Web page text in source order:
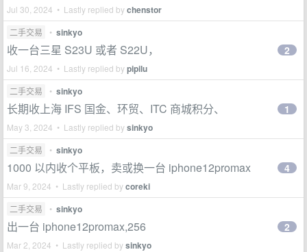
Jul 30, 2024 • Lastly replied bychenstor
二手交易 • sinkyo
收一台三星 S23U 或者 S22U，
Jul 16, 2024 • Lastly replied bypipilu
2
二手交易 • sinkyo
长期收上海 IFS 国金、环贸、ITC 商城积分、
May 3, 2024 • Lastly replied bysinkyo
1
二手交易 • sinkyo
1000 以内收个平板，卖或换一台 iphone12promax
Mar 9, 2024 • Lastly replied bycoreki
4
二手交易 • sinkyo
出一台 iphone12promax,256
Mar 2, 2024 • Lastly replied bysinkyo
2